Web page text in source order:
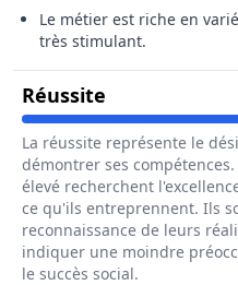
Le métier est riche en
très stimulant.
Réussite Pour Le
La réussite représente le
démontrer ses
élevé recherchent
ce qu'ils entreprennent. Ils
reconnaissance de leurs
indiquer une moindre
le succès social.